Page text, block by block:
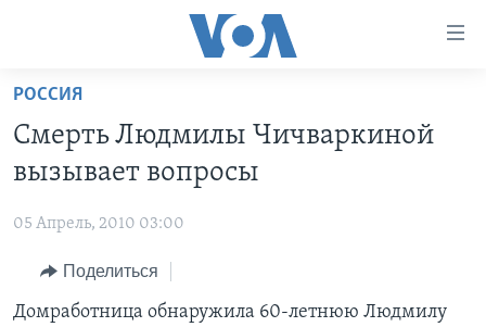
Перейти
основной
контент
навигации
Перейти
ПРОГРАММЫ
НОВОСТИ ЗА МИНУТУ
ИТОГИ
ПОЧЕМУ ЭТО ВАЖНО?
УЧИМ АНГЛИЙСКИЙ
НАША АМЕРИКАНСКАЯ ИСТОРИЯ
А КАК В АМЕРИКЕ?
ЭКСПЕРТИЗА
ИНТЕРВЬЮ
ФАКТЫ ПРОТИВ ФЕЙКОВ
РОССИЯ
Смерть Людмилы Чичваркиной
вызывает вопросы
05 Апрель, 2010 03:00
Поделиться
Домработница обнаружила 60-летнюю Людмилу